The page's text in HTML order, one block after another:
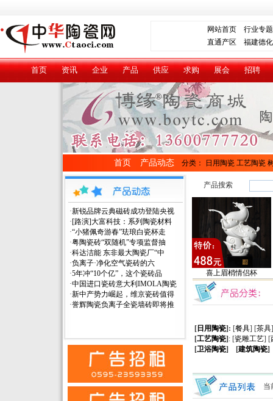
网站首页
行业专题
直通产区 福建德化
首页 资讯 企业 产品 供应 求购 展会 招聘
首页 产品动态 分类： 日用陶瓷 工艺陶瓷
·新锐品牌云典磁砖成功登陆央视
·[路演]大富科技：系列陶瓷材料
·“小猪佩奇游春”珐琅白瓷杯走
·粤陶瓷砖“双随机”专项监督抽
·科达洁能 东非最大陶瓷厂“中
·负离子·净化空气瓷砖的六
·5年冲“10个亿”，这个瓷砖品
·中国进口瓷砖意大利IMOLA陶瓷
·新中产势力崛起，维京瓷砖值得
·誉辉陶瓷负离子全瓷墙砖即将推
产品搜索
喜上眉梢情侣杯
[日用陶瓷]: [餐具] [茶具
[工艺陶瓷] : [瓷雕工艺] [
[卫浴陶瓷] [建筑陶瓷]
当